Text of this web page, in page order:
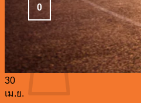
0
ตะกร้าสินค้า
30
เม.ย.